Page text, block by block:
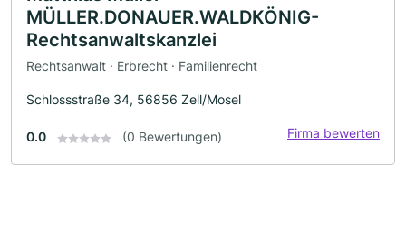
MÜLLER.DONAUER.WALDKÖNIG-
Rechtsanwaltskanzlei
Rechtsanwalt · Erbrecht · Familienrecht
Schlossstraße 34, 56856 Zell/Mosel
0.0 (0 Bewertungen) Firma bewerten